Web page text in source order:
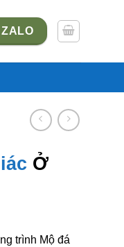
ZALO
Ở
trình Mộ đá